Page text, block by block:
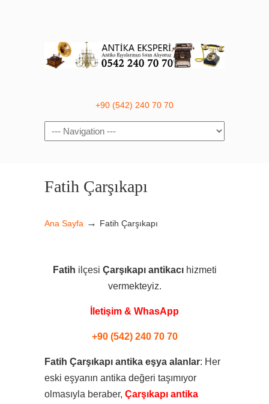
+90 (542) 240 70 70
Navigation
Fatih Çarşıkapı
Ana Sayfa → Fatih Çarşıkapı
Fatih ilçesi Çarşıkapı antikacıhizmeti
vermekteyiz.
İletişim & WhasApp
+90 (542) 240 70 70
Fatih Çarşıkapı antika eşya alanlar: Her
eski eşyanın antika değeri taşımıyor
olmasıyla beraber, Çarşıkapı antika